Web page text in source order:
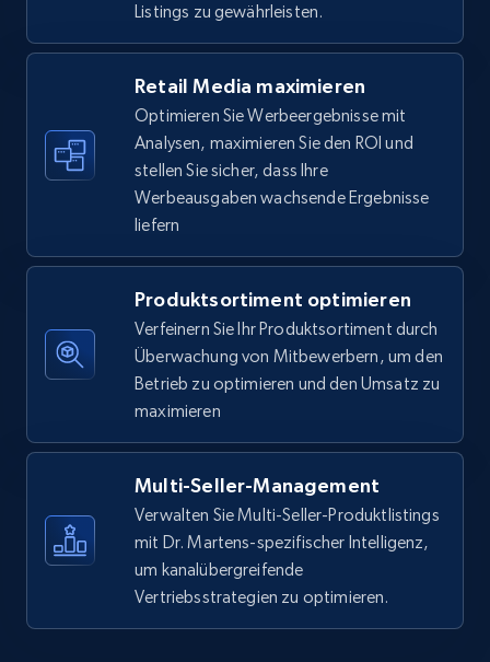
Walmart - products
URL, Final price, Sku, Currency, Gtin,
Specifications, Image urls, Top reviews, and
more.
875+
Walmart - products - Find new products by
using specific category URL
URL, Final price, Sku, Currency, Gtin,
Specifications, Image urls, Top reviews, and
more.
Walmart - products - Collects products by
specific keywords
Listings zu gewährleisten.
Retail Media maximieren
Optimieren Sie Werbeergebnisse mit
Analysen, maximieren Sie den ROI und
stellen Sie sicher, dass Ihre
Werbeausgaben wachsende Ergebnisse
liefern
Produktsortiment optimieren
Verfeinern Sie Ihr Produktsortiment durch
Überwachung von Mitbewerbern, um den
Betrieb zu optimieren und den Umsatz zu
maximieren
Multi-Seller-Management
Verwalten Sie Multi-Seller-Produktlistings
mit Dr. Martens-spezifischer Intelligenz,
um kanalübergreifende
Vertriebsstrategien zu optimieren.